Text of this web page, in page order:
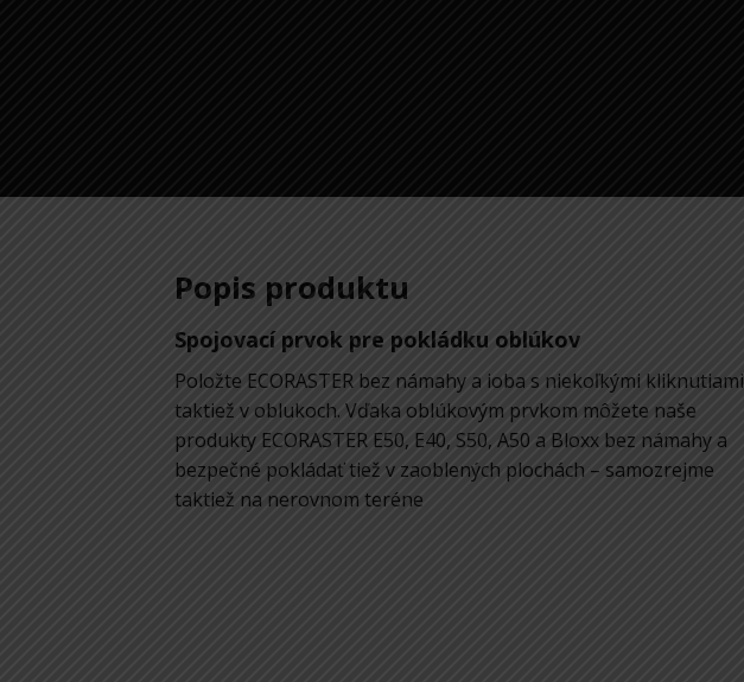
Popis produktu
Spojovací prvok pre pokládku oblúkov
Položte ECORASTER bez námahy a ioba s niekoľkými kliknutiami
taktiež v oblukoch. Vďaka oblúkovým prvkom môžete naše
produkty ECORASTER E50, E40, S50, A50 a Bloxx bez námahy a
bezpečné pokládať tiež v zaoblených plochách – samozrejme
taktiež na nerovnom teréne